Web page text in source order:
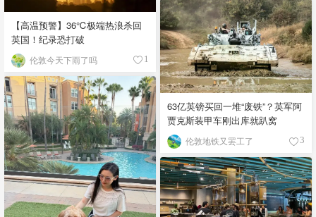
【高温预警】36℃极端热浪杀回
英国！纪录恐打破
伦敦今天下雨了吗 1
63亿英镑买回一堆“废铁”？英军阿
贾克斯装甲车刚出库就趴窝
伦敦地铁又罢工了 3